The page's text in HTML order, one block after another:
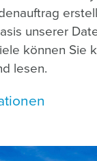
unserer
können Sie
lesen.